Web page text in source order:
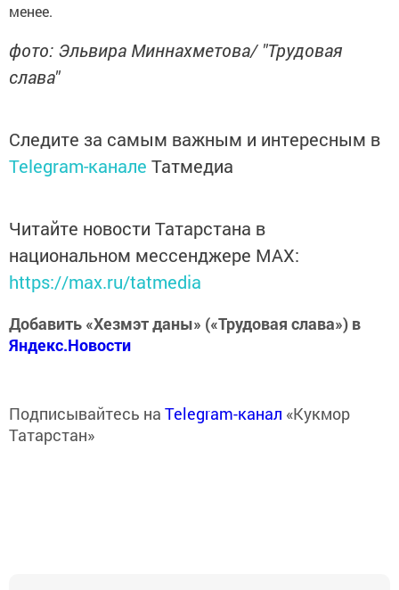
менее.
фото: Эльвира Миннахметова/ "Трудовая
слава"
Следите за самым важным и интересным в
Telegram-канале Татмедиа
Читайте новости Татарстана в
национальном мессенджере MАХ:
https://max.ru/tatmedia
Добавить «Хезмэт даны» («Трудовая слава») в
Яндекс.Новости
Подписывайтесь на Telegram-канал «Кукмор
Татарстан»